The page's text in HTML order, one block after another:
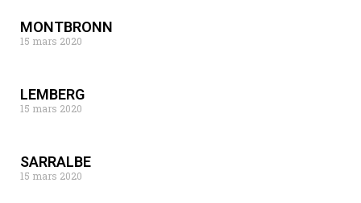
MONTBRONN
15 mars 2020
LEMBERG
15 mars 2020
SARRALBE
15 mars 2020